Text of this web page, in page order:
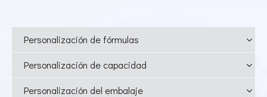
Personalización de fórmulas
Personalización de capacidad
Personalización del embalaje